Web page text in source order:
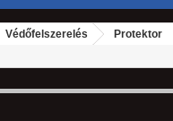
Védőfelszerelés Protektor